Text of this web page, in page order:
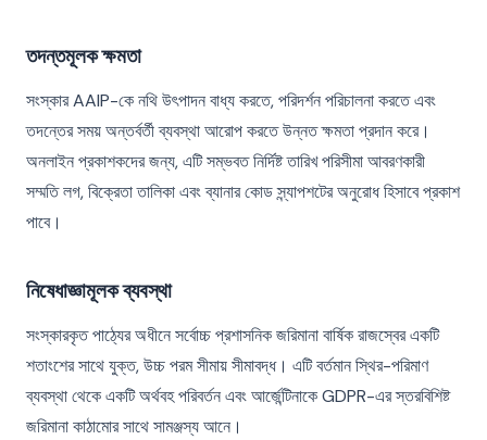
তদন্তমূলক ক্ষমতা
সংস্কার AAIP-কে নথি উৎপাদন বাধ্য করতে, পরিদর্শন পরিচালনা করতে এবং
তদন্তের সময় অন্তর্বর্তী ব্যবস্থা আরোপ করতে উন্নত ক্ষমতা প্রদান করে।
অনলাইন প্রকাশকদের জন্য, এটি সম্ভবত নির্দিষ্ট তারিখ পরিসীমা আবরণকারী
সম্মতি লগ, বিক্রেতা তালিকা এবং ব্যানার কোড স্ন্যাপশটের অনুরোধ হিসাবে প্রকাশ
পাবে।
নিষেধাজ্ঞামূলক ব্যবস্থা
সংস্কারকৃত পাঠ্যের অধীনে সর্বোচ্চ প্রশাসনিক জরিমানা বার্ষিক রাজস্বের একটি
শতাংশের সাথে যুক্ত, উচ্চ পরম সীমায় সীমাবদ্ধ। এটি বর্তমান স্থির-পরিমাণ
ব্যবস্থা থেকে একটি অর্থবহ পরিবর্তন এবং আর্জেন্টিনাকে GDPR-এর স্তরবিশিষ্ট
জরিমানা কাঠামোর সাথে সামঞ্জস্য আনে।